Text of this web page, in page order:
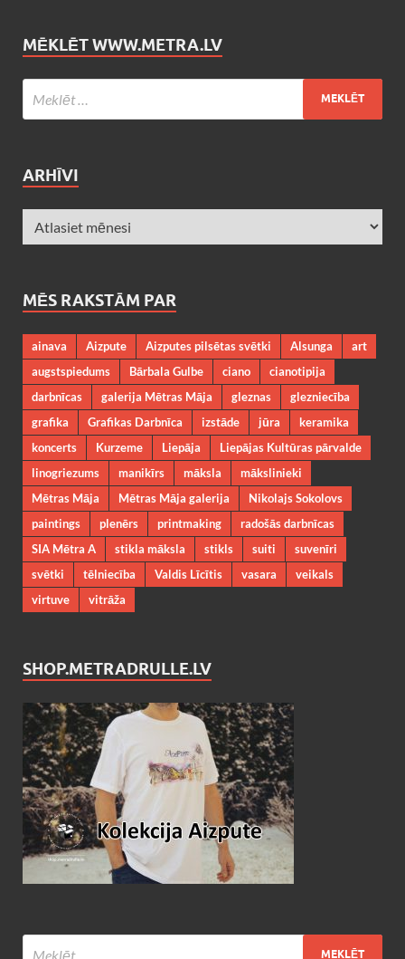
MĒKLĒT WWW.METRA.LV
ARHĪVI
MĒS RAKSTĀM PAR
ainava Aizpute Aizputes pilsētas svētki Alsunga
art
augstspiedums
Bārbala Gulbe ciano
cianotipija
darbnīcas
galerija Mētras Māja gleznas
glezniecība
grafika
Grafikas Darbnīca izstāde jūra
keramika
koncerts
Kurzeme Liepāja
Liepājas Kultūras pārvalde
linogriezums
manikīrs māksla
mākslinieki
Mētras Māja
Mētras Māja galerija
Nikolajs Sokolovs
paintings
plenērs printmaking
radošās darbnīcas
SIA Mētra A
stikla māksla stikls suiti
suvenīri
svētki
tēlniecība Valdis Līcītis vasara
veikals
virtuve
vitrāža
SHOP.METRADRULLE.LV